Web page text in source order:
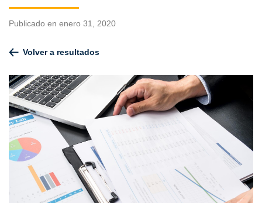
Publicado en enero 31, 2020
Volver a resultados